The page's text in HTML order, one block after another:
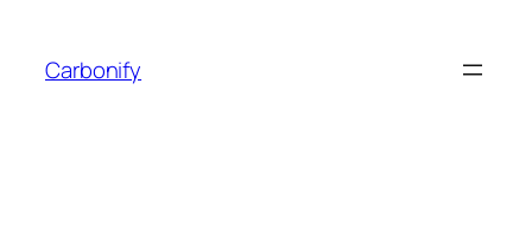
content
Carbonify